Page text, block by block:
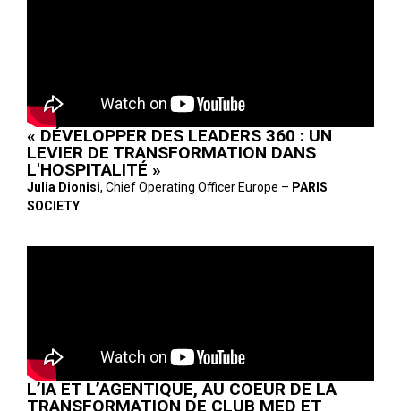
« DÉVELOPPER DES LEADERS 360 : UN
LEVIER DE TRANSFORMATION DANS
L'HOSPITALITÉ »
Julia Dionisi, Chief Operating Officer Europe – PARIS
SOCIETY
L’IA ET L’AGENTIQUE, AU COEUR DE LA
TRANSFORMATION DE CLUB MED ET